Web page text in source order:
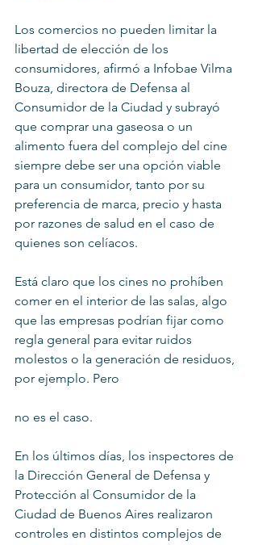
Los comercios no pueden limitar la
libertad de elección de los
consumidores, afirmó a Infobae Vilma
Bouza, directora de Defensa al
Consumidor de la Ciudad y subrayó
que comprar una gaseosa o un
alimento fuera del complejo del cine
siempre debe ser una opción viable
para un consumidor, tanto por su
preferencia de marca, precio y hasta
por razones de salud en el caso de
quienes son celíacos.
Está claro que los cines no prohíben
comer en el interior de las salas, algo
que las empresas podrían fijar como
regla general para evitar ruidos
molestos o la generación de residuos,
por ejemplo. Pero
no es el caso.
En los últimos días, los inspectores de
la Dirección General de Defensa y
Protección al Consumidor de la
Ciudad de Buenos Aires realizaron
controles en distintos complejos de